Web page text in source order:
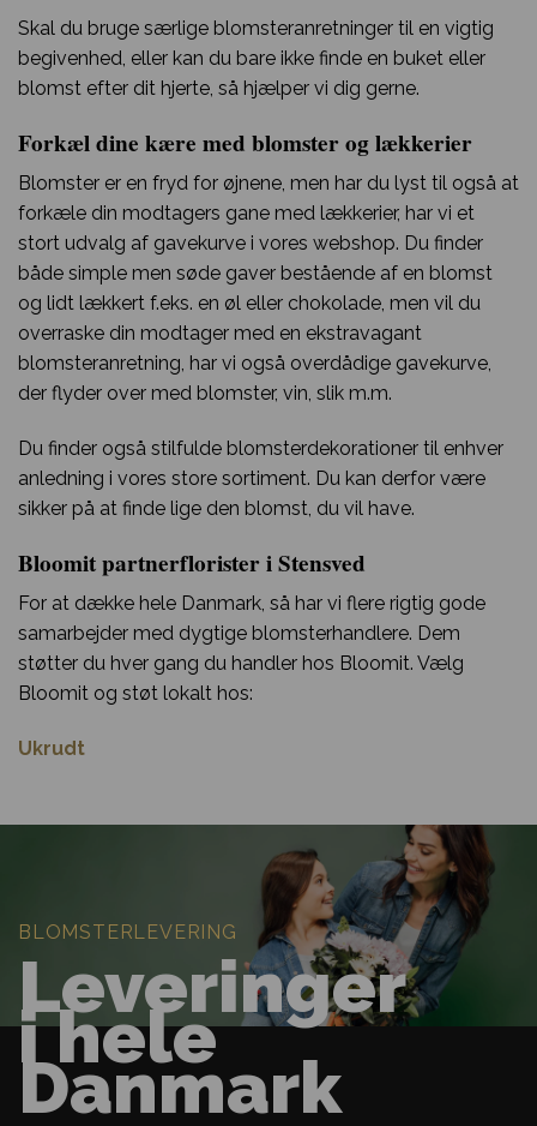
Skal du bruge særlige blomsteranretninger til en vigtig
begivenhed, eller kan du bare ikke finde en buket eller
blomst efter dit hjerte, så hjælper vi dig gerne.
Forkæl dine kære med blomster og lækkerier
Blomster er en fryd for øjnene, men har du lyst til også at
forkæle din modtagers gane med lækkerier, har vi et
stort udvalg af gavekurve i vores webshop. Du finder
både simple men søde gaver bestående af en blomst
og lidt lækkert f.eks. en øl eller chokolade, men vil du
overraske din modtager med en ekstravagant
blomsteranretning, har vi også overdådige gavekurve,
der flyder over med blomster, vin, slik m.m.
Du finder også stilfulde blomsterdekorationer til enhver
anledning i vores store sortiment. Du kan derfor være
sikker på at finde lige den blomst, du vil have.
Bloomit partnerflorister i Stensved
For at dække hele Danmark, så har vi flere rigtig gode
samarbejder med dygtige blomsterhandlere. Dem
støtter du hver gang du handler hos Bloomit. Vælg
Bloomit og støt lokalt hos:
Ukrudt
BLOMSTERLEVERING
Leveringer
i hele
Danmark